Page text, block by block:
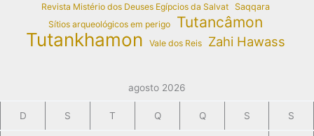
Revista Mistério dos Deuses Egípcios da Salvat
Saqqara
Sítios arqueológicos em perigo
Tutancâmon
Tutankhamon Vale dos Reis Zahi Hawass
agosto 2026
D S T Q Q S S